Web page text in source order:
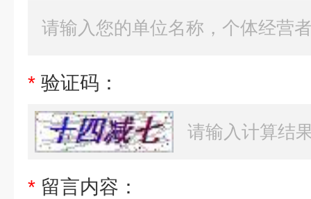
* 验证码：
* 留言内容：